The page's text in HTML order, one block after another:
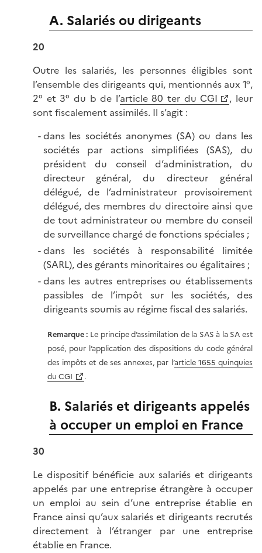
A. Salariés ou dirigeants
20
Outre les salariés, les personnes éligibles sont
l’ensemble des dirigeants qui, mentionnés aux 1°,
2° et 3° du b de l’article 80 ter du CGI
, leur
sont fiscalement assimilés. Il s’agit :
dans les sociétés anonymes (SA) ou dans les
sociétés par actions simplifiées (SAS), du
président du conseil d’administration, du
directeur général, du directeur général
délégué, de l’administrateur provisoirement
délégué, des membres du directoire ainsi que
de tout administrateur ou membre du conseil
de surveillance chargé de fonctions spéciales ;
dans les sociétés à responsabilité limitée
(SARL), des gérants minoritaires ou égalitaires ;
dans les autres entreprises ou établissements
passibles de l’impôt sur les sociétés, des
dirigeants soumis au régime fiscal des salariés.
Remarque : Le principe d’assimilation de la SAS à la SA est
posé, pour l’application des dispositions du code général
des impôts et de ses annexes, par l’article 1655 quinquies
du CGI
.
B. Salariés et dirigeants appelés
à occuper un emploi en France
30
Le dispositif bénéficie aux salariés et dirigeants
appelés par une entreprise étrangère à occuper
un emploi au sein d’une entreprise établie en
France ainsi qu’aux salariés et dirigeants recrutés
directement à l’étranger par une entreprise
établie en France.